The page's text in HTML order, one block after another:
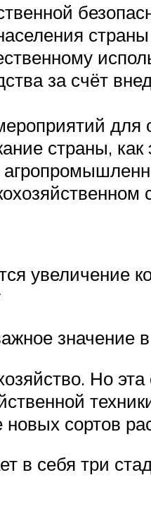
за счёт
для
страны, как
увеличение
Но
сортов
в себя три